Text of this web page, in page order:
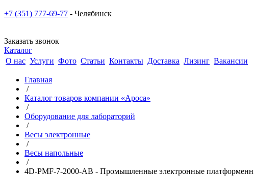
+7 (351) 777-69-77 - Челябинск
Заказать звонок
Каталог
О нас Услуги Фото Статьи Контакты Доставка Лизинг Вакансии
Главная
/
Каталог товаров компании «Ароса»
/
Оборудование для лабораторий
/
Весы электронные
/
Весы напольные
/
4D-PMF-7-2000-AB - Промышленные электронные